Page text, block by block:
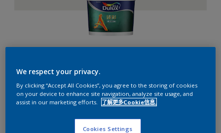
白色
只有一种可用颜色
We respect your privacy.
By clicking “Accept All Cookies”, you agree to the storing of cookies
on your device to enhance site navigation, analyze site usage, and
assist in our marketing efforts.
了解更多Cookie信息.
Cookies Settings